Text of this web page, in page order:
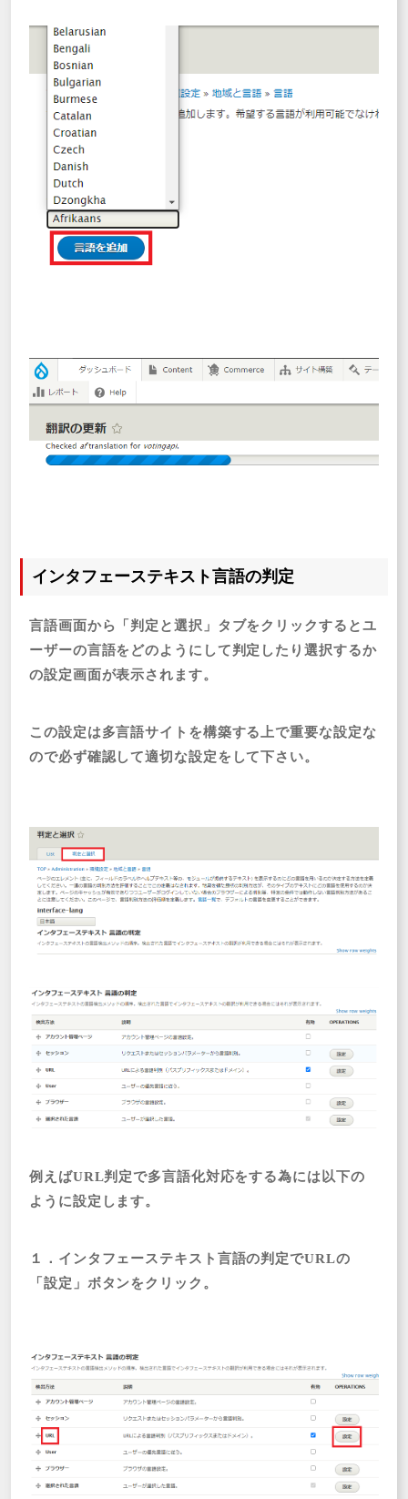
インタフェーステキスト言語の判定
言語画面から「判定と選択」タブをクリックするとユ
ーザーの言語をどのようにして判定したり選択するか
の設定画面が表示されます。
この設定は多言語サイトを構築する上で重要な設定な
ので必ず確認して適切な設定をして下さい。
例えばURL判定で多言語化対応をする為には以下の
ように設定します。
１．インタフェーステキスト言語の判定でURLの
「設定」ボタンをクリック。